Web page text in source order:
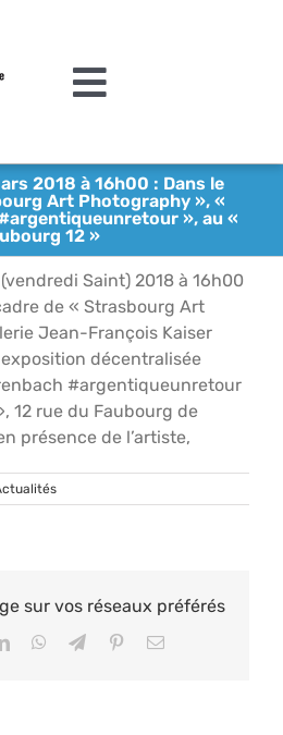
Toggle
2018 à 16h00 : Dans le
Art Photography », «
», au «
12 »
Saint) 2018 à 16h00
de « Strasbourg Art
Jean-François Kaiser
décentralisée
#argentiqueunretour
12 rue du Faubourg de
présence de l’artiste,
sur vos réseaux préférés
LinkedInWhatsApp
TelegramPinterestEmail